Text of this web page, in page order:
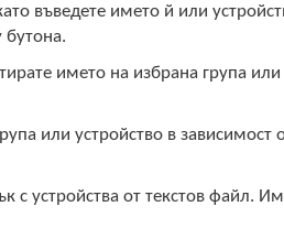
въведете името й или
бутона.
името на избрана група
или устройство в
с устройства от текстов файл.